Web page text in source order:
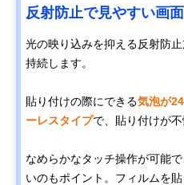
反射防止で見やすい画
光の映り込みを抑える反射防
持続します。
貼り付けの際にできる気泡が
ーレスタイプで、貼り付けが不
なめらかなタッチ操作が可能
いのもポイント。フィルムを